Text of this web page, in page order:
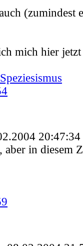
(zumindest
mich hier
20:47:34
aber in diesem